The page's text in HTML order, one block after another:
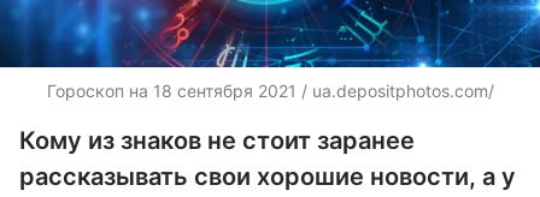
Гороскоп на 18 сентября 2021 / ua.depositphotos.com/
Кому из знаков не стоит заранее
рассказывать свои хорошие новости, а у